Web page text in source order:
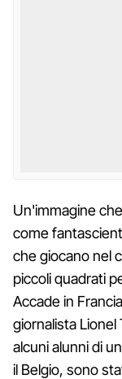
Un'immagine
come
che giocano nel
piccoli quadrati
Accade in
giornalista
alcuni alunni di
il Belgio, sono